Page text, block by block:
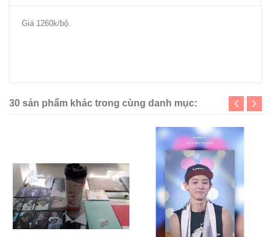
Giá 1260k/bộ.
30 sản phẩm khác trong cùng danh mục: